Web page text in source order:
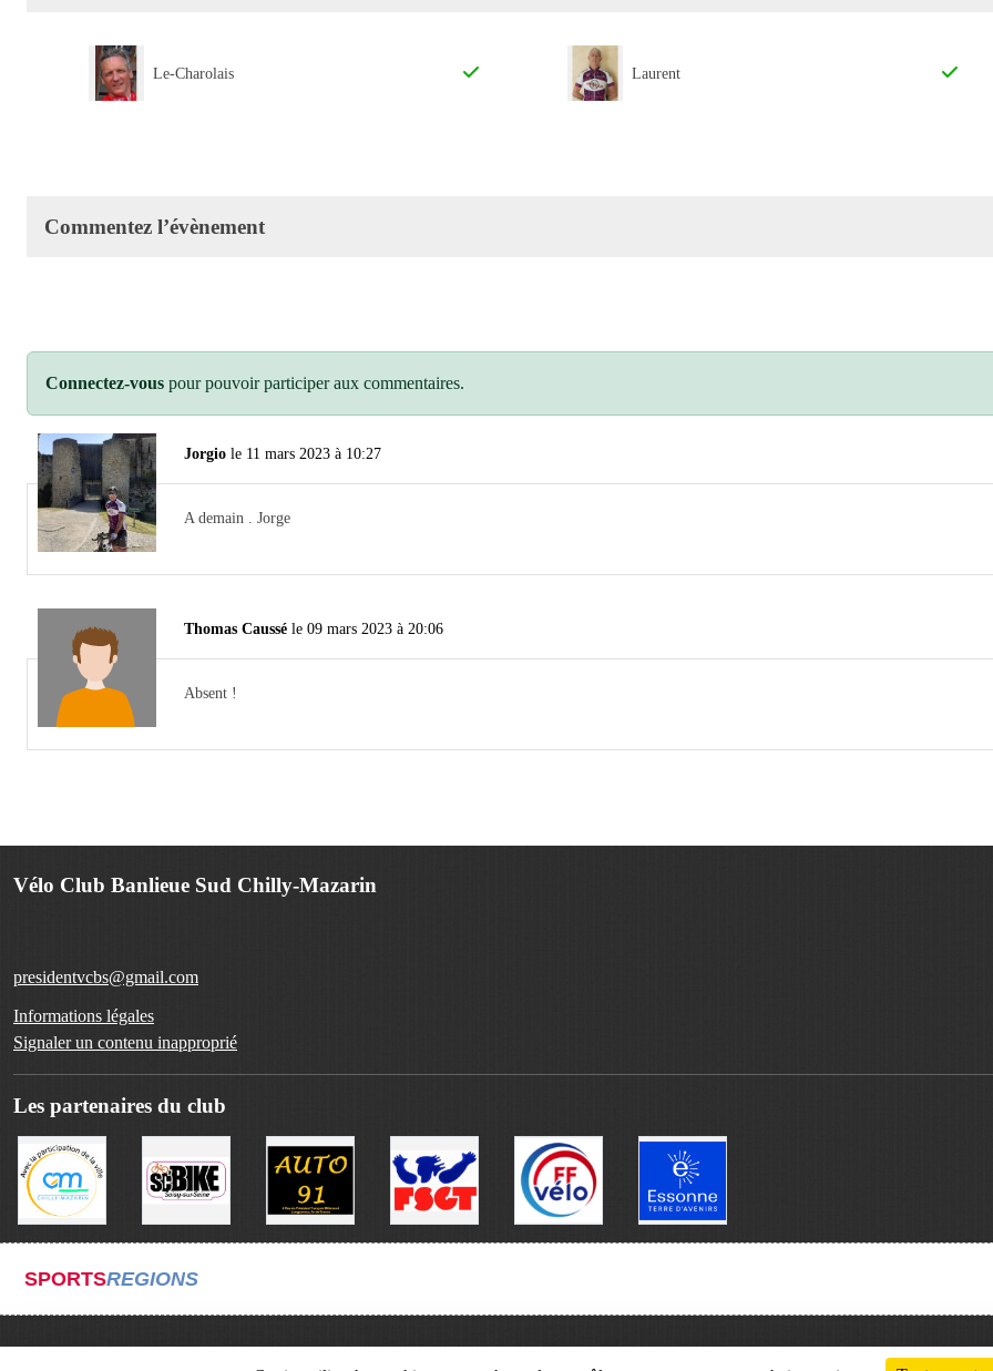
Le-Charolais Laurent
Commentez l’évènement
Connectez-vous pour pouvoir participer aux commentaires.
Jorgio le 11 mars 2023 à 10:27
A demain . Jorge
Thomas Caussé le 09 mars 2023 à 20:06
Absent !
Vélo Club Banlieue Sud Chilly-Mazarin
presidentvcbs@gmail.com
Informations légales
Signaler un contenu inapproprié
Les partenaires du club
SPORTSREGIONS